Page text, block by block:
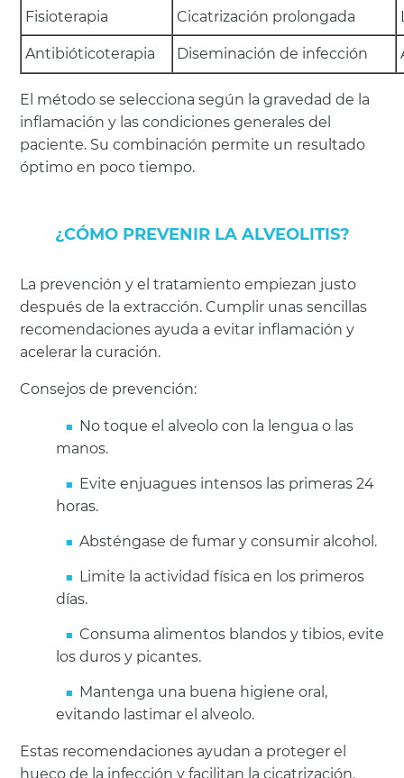
Fisioterapia Cicatrización prolongada
Antibióticoterapia Diseminación de infección
El método se selecciona según la gravedad de la
inflamación y las condiciones generales del
paciente. Su combinación permite un resultado
óptimo en poco tiempo.
¿CÓMO PREVENIR LA ALVEOLITIS?
La prevención y el tratamiento empiezan justo
después de la extracción. Cumplir unas sencillas
recomendaciones ayuda a evitar inflamación y
acelerar la curación.
Consejos de prevención:
No toque el alveolo con la lengua o las
manos.
Evite enjuagues intensos las primeras 24
horas.
Absténgase de fumar y consumir alcohol.
Limite la actividad física en los primeros
días.
Consuma alimentos blandos y tibios, evite
los duros y picantes.
Mantenga una buena higiene oral,
evitando lastimar el alveolo.
Estas recomendaciones ayudan a proteger el
hueco de la infección y facilitan la cicatrización.